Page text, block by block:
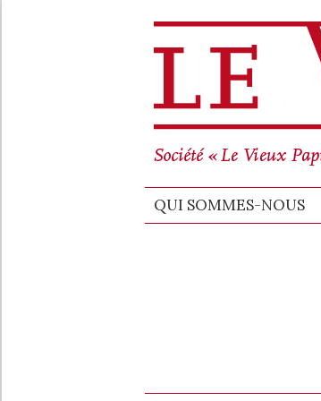
QUI SOMMES-NOUS